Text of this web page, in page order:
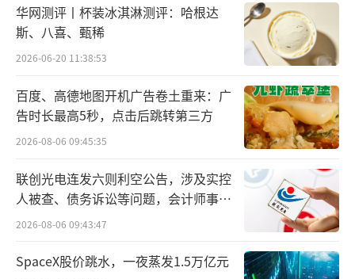
作为交易标的，珠海免税集团资产质量尚
可。根据格力地产3月30日公告，2021年至202
3年，集团实现营收17.75亿元、16.38亿元、2
2.86亿元，净利润6.04亿元、3.16亿元、6.66
亿元；截至2023年期末，集团货币资金41.3亿
元，经营活动现金流5.8亿元。
将最新方案和以往方案比较发现，格力地
产虽没有谋求全资控股珠海免税集团，但凭借
不少于51%的股权，依然可以成为珠海免税集
团的控股股东，并入格力地产资产负债表。
华网测评丨杯装冰淇淋测评：哈根达
斯、八喜、甄稀
2026-06-20 11:38:53
百度、高德地图开机广告卷土重来：广
告时长最高5秒，点击后跳转第三方
2026-08-06 09:45:35
联创光电连发六则利空公告，涉及实控
人被查、债务诉讼等问题，会计师事务
所曾出具“保留意见”
2026-08-06 09:43:47
SpaceX股价跳水，一夜蒸发1.5万亿元